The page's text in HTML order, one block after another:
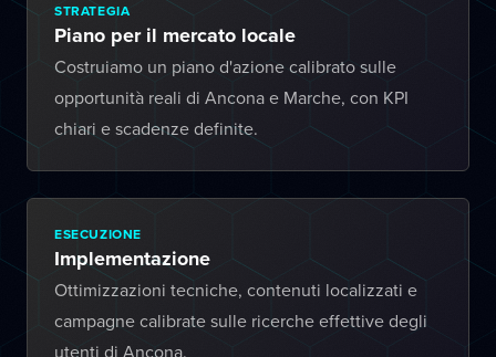
STRATEGIA
Piano per il mercato locale
Costruiamo un piano d'azione calibrato sulle
opportunità reali di Ancona e Marche, con KPI
chiari e scadenze definite.
ESECUZIONE
Implementazione
Ottimizzazioni tecniche, contenuti localizzati e
campagne calibrate sulle ricerche effettive degli
utenti di Ancona.